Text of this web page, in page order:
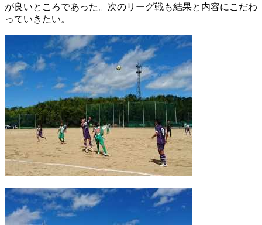
が良いところであった。次のリーグ戦も結果と内容にこだわ
っていきたい。